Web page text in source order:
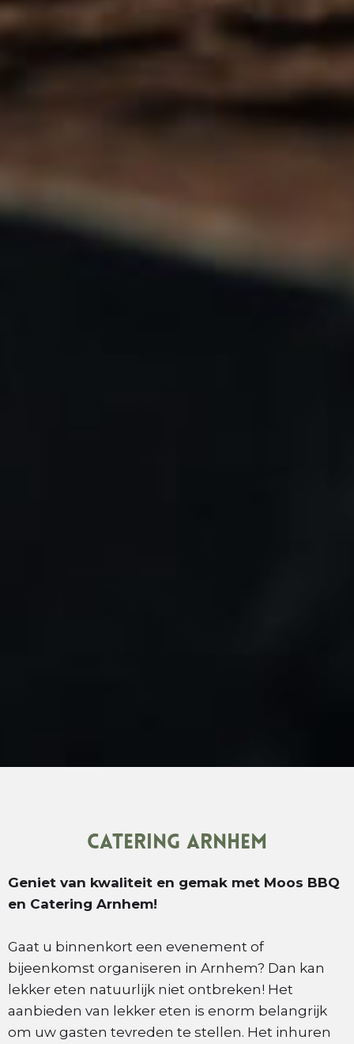
Catering Arnhem
Geniet van kwaliteit en gemak met Moos BBQ
en Catering Arnhem!
Gaat u binnenkort een evenement of
bijeenkomst organiseren in Arnhem? Dan kan
lekker eten natuurlijk niet ontbreken! Het
aanbieden van lekker eten is enorm belangrijk
om uw gasten tevreden te stellen. Het inhuren